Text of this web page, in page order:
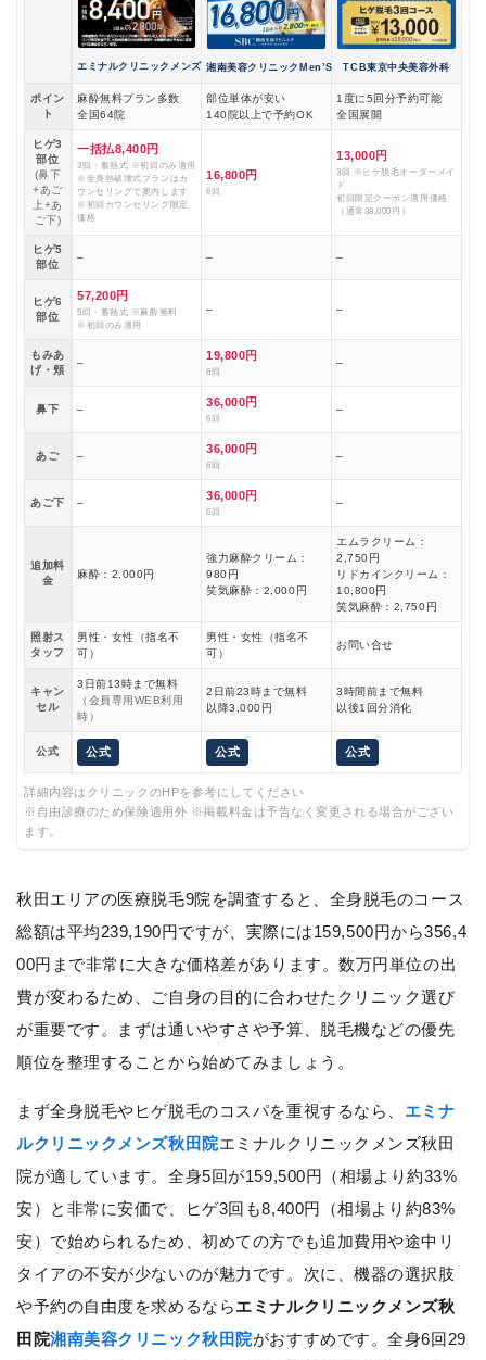
エミナルクリニックメンズ 湘南美容クリニックMen’S TCB東京中央美容外科
ポイン
ト
麻酔無料プラン多数
全国64院
部位単体が安い
140院以上で予約OK
1度に5回分予約可能
全国展開
ヒゲ3
部位
(鼻下
+あご
上+あ
ご下)
一括払8,400円
3回・蓄熱式 ※初回のみ適用
※全身熱破壊式プランはカ
ウンセリングで案内します
※初回カウンセリング限定
価格
16,800円
6回
13,000円
3回 ※ヒゲ脱毛オーダーメイ
ド
初回限定クーポン適用価格
（通常38,000円）
ヒゲ5
部位
– – –
ヒゲ6
部位
57,200円
5回・蓄熱式 ※麻酔無料
※初回のみ適用
– –
もみあ
げ・頬
–
19,800円
6回
–
鼻下 –
36,000円
6回
–
あご –
36,000円
6回
–
あご下 –
36,000円
6回
–
追加料
金
麻酔：2,000円
強力麻酔クリーム：
980円
笑気麻酔：2,000円
エムラクリーム：
2,750円
リドカインクリーム：
10,800円
笑気麻酔：2,750円
照射ス
タッフ
男性・女性（指名不
可）
男性・女性（指名不
可）
お問い合せ
キャン
セル
3日前13時まで無料
（会員専用WEB利用
時）
2日前23時まで無料
以降3,000円
3時間前まで無料
以後1回分消化
公式 公式 公式 公式
詳細内容はクリニックのHPを参考にしてください
※自由診療のため保険適用外 ※掲載料金は予告なく変更される場合がござい
ます。
秋田エリアの医療脱毛9院を調査すると、全身脱毛のコース
総額は平均239,190円ですが、実際には159,500円から356,4
00円まで非常に大きな価格差があります。数万円単位の出
費が変わるため、ご自身の目的に合わせたクリニック選び
が重要です。まずは通いやすさや予算、脱毛機などの優先
順位を整理することから始めてみましょう。
まず全身脱毛やヒゲ脱毛のコスパを重視するなら、 エミナ
ルクリニックメンズ秋田院エミナルクリニックメンズ秋田
院が適しています。全身5回が159,500円（相場より約33%
安）と非常に安価で、ヒゲ3回も8,400円（相場より約83%
安）で始められるため、初めての方でも追加費用や途中リ
タイアの不安が少ないのが魅力です。次に、機器の選択肢
や予約の自由度を求めるならエミナルクリニックメンズ秋
田院湘南美容クリニック秋田院がおすすめです。全身6回29